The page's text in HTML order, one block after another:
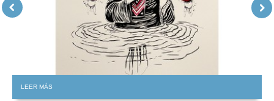
LEER MÁS